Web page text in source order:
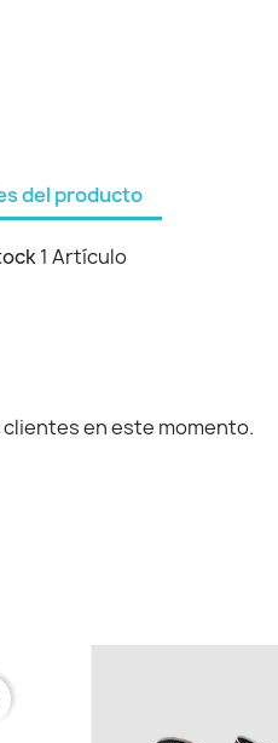
del producto
1 Artículo
clientes en este momento.